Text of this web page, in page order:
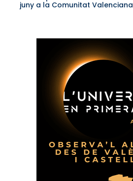
juny a la Comunitat Valenciana